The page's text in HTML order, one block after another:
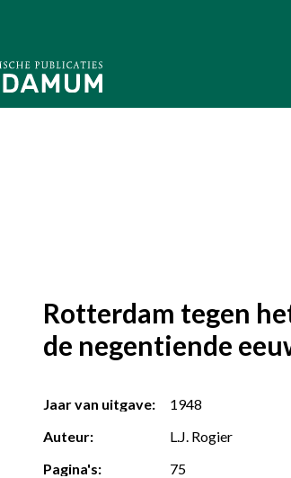
Rotterdam tegen
de negentiende
Jaar van uitgave:
1948
Auteur:
L.J. Rogier
Pagina's:
75